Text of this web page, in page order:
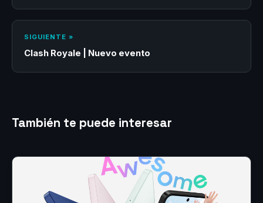
SIGUIENTE »
Clash Royale | Nuevo evento
También te puede interesar